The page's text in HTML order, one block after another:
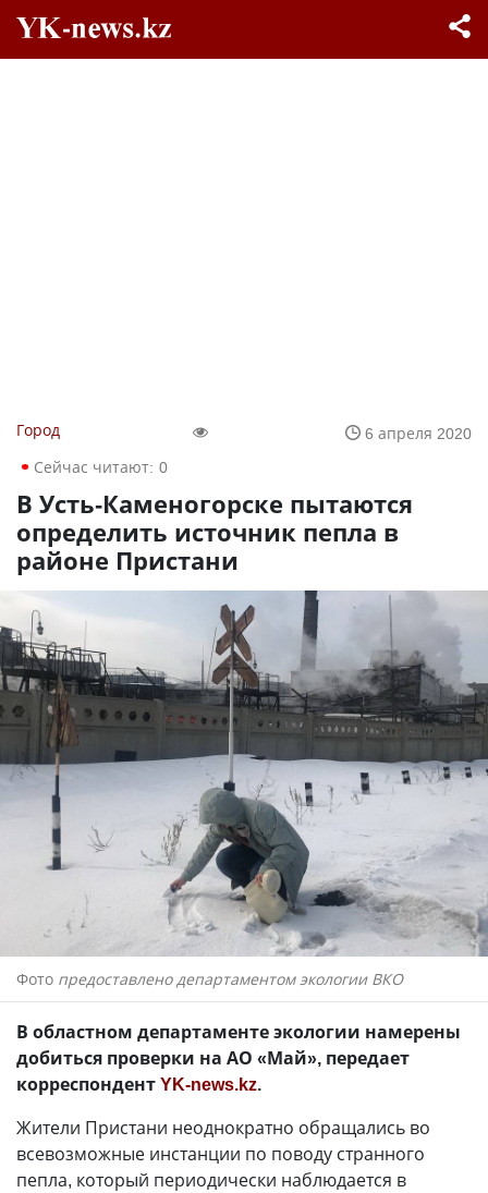
Город
6 апреля 2020
Сейчас читают: 0
В Усть-Каменогорске пытаются
определить источник пепла в
районе Пристани
Фото предоставлено департаментом экологии ВКО
В областном департаменте экологии намерены
добиться проверки на АО «Май», передает
корреспондентYK-news.kz.
Жители Пристани неоднократно обращались во
всевозможные инстанции по поводу странного
пепла, который периодически наблюдается в